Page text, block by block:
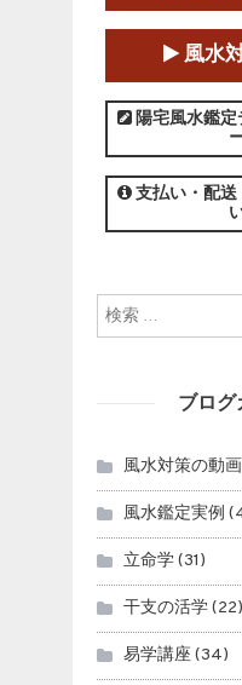
この講座の募
第１８期立
柱立命学（四
2025-01-11～
風水
陽宅風水鑑
支払い・配
ブログ
風水対策の動画
風水鑑定実例
立命学(31)
干支の活学(22)
易学講座(34)